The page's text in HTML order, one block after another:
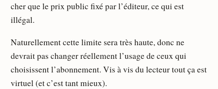
cher que le prix public fixé par l’éditeur, ce qui est
illégal.
Naturellement cette limite sera très haute, donc ne
devrait pas changer réellement l’usage de ceux qui
choisissent l’abonnement. Vis à vis du lecteur tout ça est
virtuel (et c’est tant mieux).